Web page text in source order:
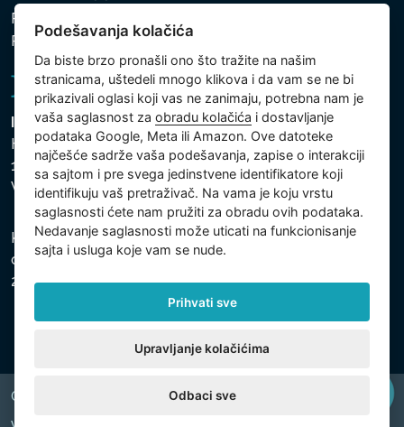
Politika zaštite ličnih i drugih obrađivanih podataka
Politika kolačića
Intex Trading, s.r.o.
Hradecká 2526/3
130 00 Praha 3
Vinohrady - Česká republika
Kompanija je registrovana u Opštinskom sudu u Pragu,
odeljak C, uložak 74759, Identifikacioni broj kompanije:
26150808, Poreski identifikacioni broj: CZ26150808.
Copyright © 2026 INTEX TRADING s.r.o. All rights reserved.
Podešavanja kolačića
Da biste brzo pronašli ono što tražite na našim
stranicama, uštedeli mnogo klikova i da vam se ne bi
prikazivali oglasi koji vas ne zanimaju, potrebna nam je
vaša saglasnost zaobradu kolačića i dostavljanje
podataka Google, Meta ili Amazon. Ove datoteke
najčešće sadrže vaša podešavanja, zapise o interakciji
sa sajtom i pre svega jedinstvene identifikatore koji
identifikuju vaš pretraživač. Na vama je koju vrstu
saglasnosti ćete nam pružiti za obradu ovih podataka.
Nedavanje saglasnosti može uticati na funkcionisanje
sajta i usluga koje vam se nude.
Prihvati sve
Upravljanje kolačićima
Odbaci sve